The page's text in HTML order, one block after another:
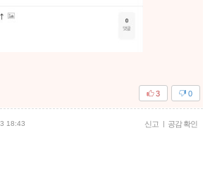
0
3
18:43 신고 | 공감 확인